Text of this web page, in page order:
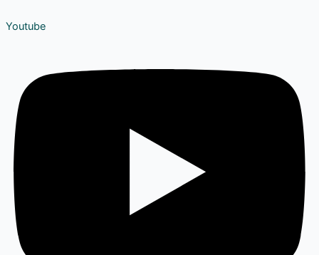
Youtube